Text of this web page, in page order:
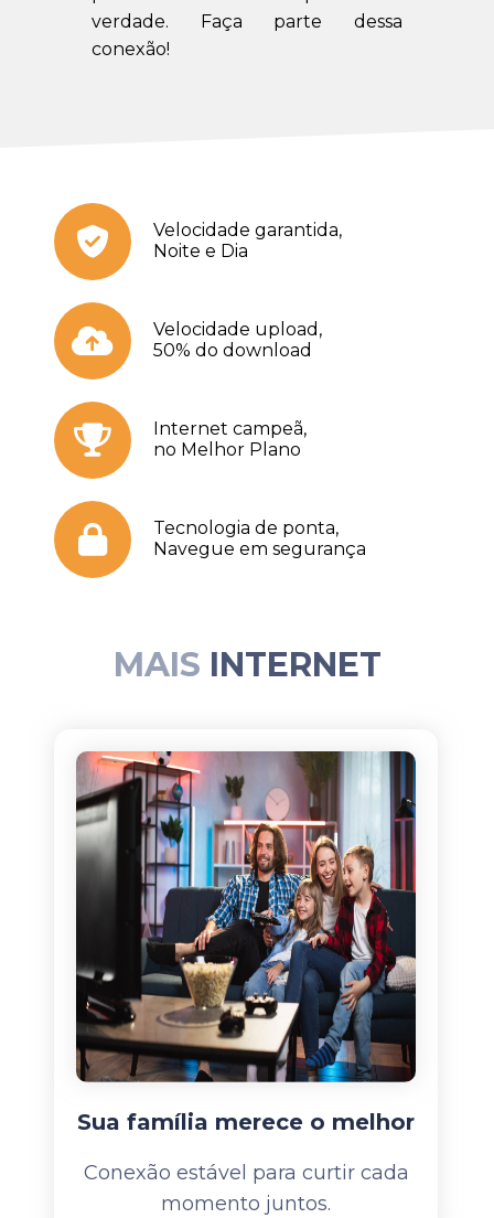
verdade. Faça parte dessa
conexão!
Velocidade garantida,
Noite e Dia
Velocidade upload,
50% do download
Internet campeã,
no Melhor Plano
Tecnologia de ponta,
Navegue em segurança
MAIS INTERNET
Sua família merece o melhor
Conexão estável para curtir cada
momento juntos.